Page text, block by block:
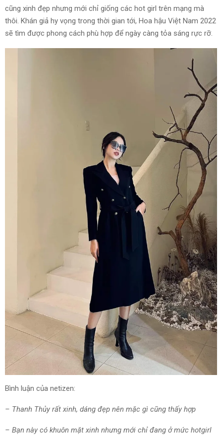
cũng xinh đẹp nhưng mới chỉ giống các hot girl trên mạng mà
thôi. Khán giả hy vọng trong thời gian tới, Hoa hậu Việt Nam 2022
sẽ tìm được phong cách phù hợp để ngày càng tỏa sáng rực rỡ.
Bình luận của netizen:
– Thanh Thủy rất xinh, dáng đẹp nên mặc gì cũng thấy hợp
– Bạn này có khuôn mặt xinh nhưng mới chỉ đang ở mức hotgirl